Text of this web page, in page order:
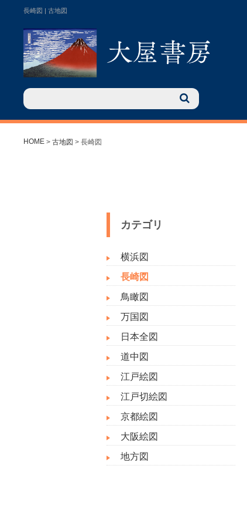
長崎図 | 古地図
HOME > 古地図 > 長崎図
カテゴリ
横浜図
長崎図
鳥瞰図
万国図
日本全図
道中図
江戸絵図
江戸切絵図
京都絵図
大阪絵図
地方図